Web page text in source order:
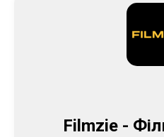
Filmzie -